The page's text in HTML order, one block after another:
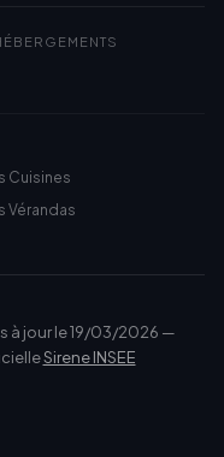
Cuisines
Vérandas
à jour le 19/03/2026 —
Sirene INSEE